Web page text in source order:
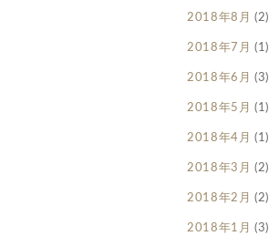
2018年8月 (2)
2018年7月 (1)
2018年6月 (3)
2018年5月 (1)
2018年4月 (1)
2018年3月 (2)
2018年2月 (2)
2018年1月 (3)